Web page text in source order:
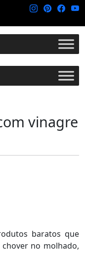
vinagre
baratos que
no molhado,